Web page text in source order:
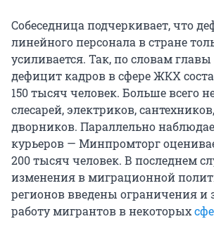
Собеседница подчеркивает, что
линейного персонала в стране
усиливается. Так, по словам
дефицит кадров в сфере ЖКХ
150 тысяч человек. Больше всего
слесарей, электриков,
дворников. Параллельно
курьеров — Минпромторг
200 тысяч человек. В последнем
изменения в миграционной
регионов введены ограничения и
работу мигрантов в некоторых